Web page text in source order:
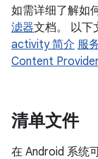
如需详细了解如
滤器文档。 以下
activity 简介 服
Content
清单文件
在 Android 系统